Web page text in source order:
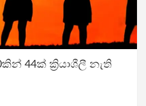
44ක් ක්‍රියාශීලී නැති